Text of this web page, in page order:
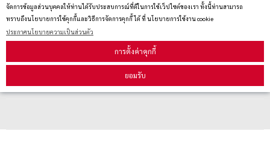
จัดการข้อมูลส่วนบุคคลให้ท่านได้รับประสบการณ์ที่ดีในการใช้เว็ปไซต์ของเรา ทั้งนี้ท่านสามารถ
ทราบถึงนโยบายการใช้คุกกี้และวิธีการจัดการคุกกี้ ได้ ที่ นโยบายการใช้งาน cookie
ประกาศนโยบายความเป็นส่วนตัว
การตั้งค่าคุกกี้
ยอมรับ
สมัครรับข่าวสาร
รับข่าวสาร